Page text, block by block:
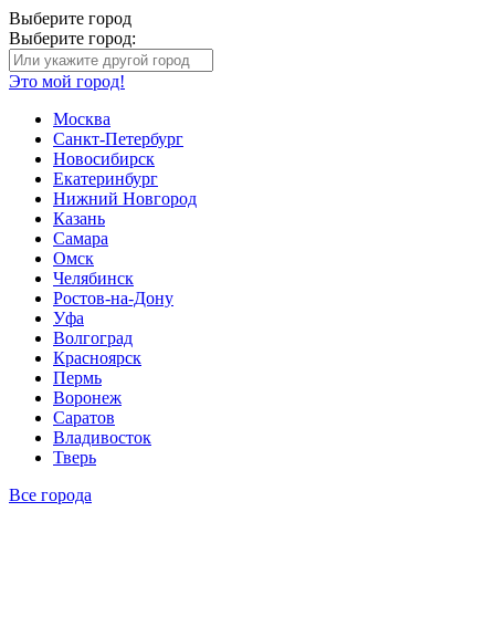
Выберите город
Выберите город:
Это мой город!
Москва
Санкт-Петербург
Новосибирск
Екатеринбург
Нижний Новгород
Казань
Самара
Омск
Челябинск
Ростов-на-Дону
Уфа
Волгоград
Красноярск
Пермь
Воронеж
Саратов
Владивосток
Тверь
Все города